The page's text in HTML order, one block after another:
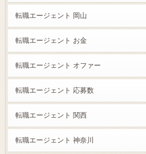
転職エージェント 岡山
転職エージェント お金
転職エージェント オファー
転職エージェント 応募数
転職エージェント 関西
転職エージェント 神奈川